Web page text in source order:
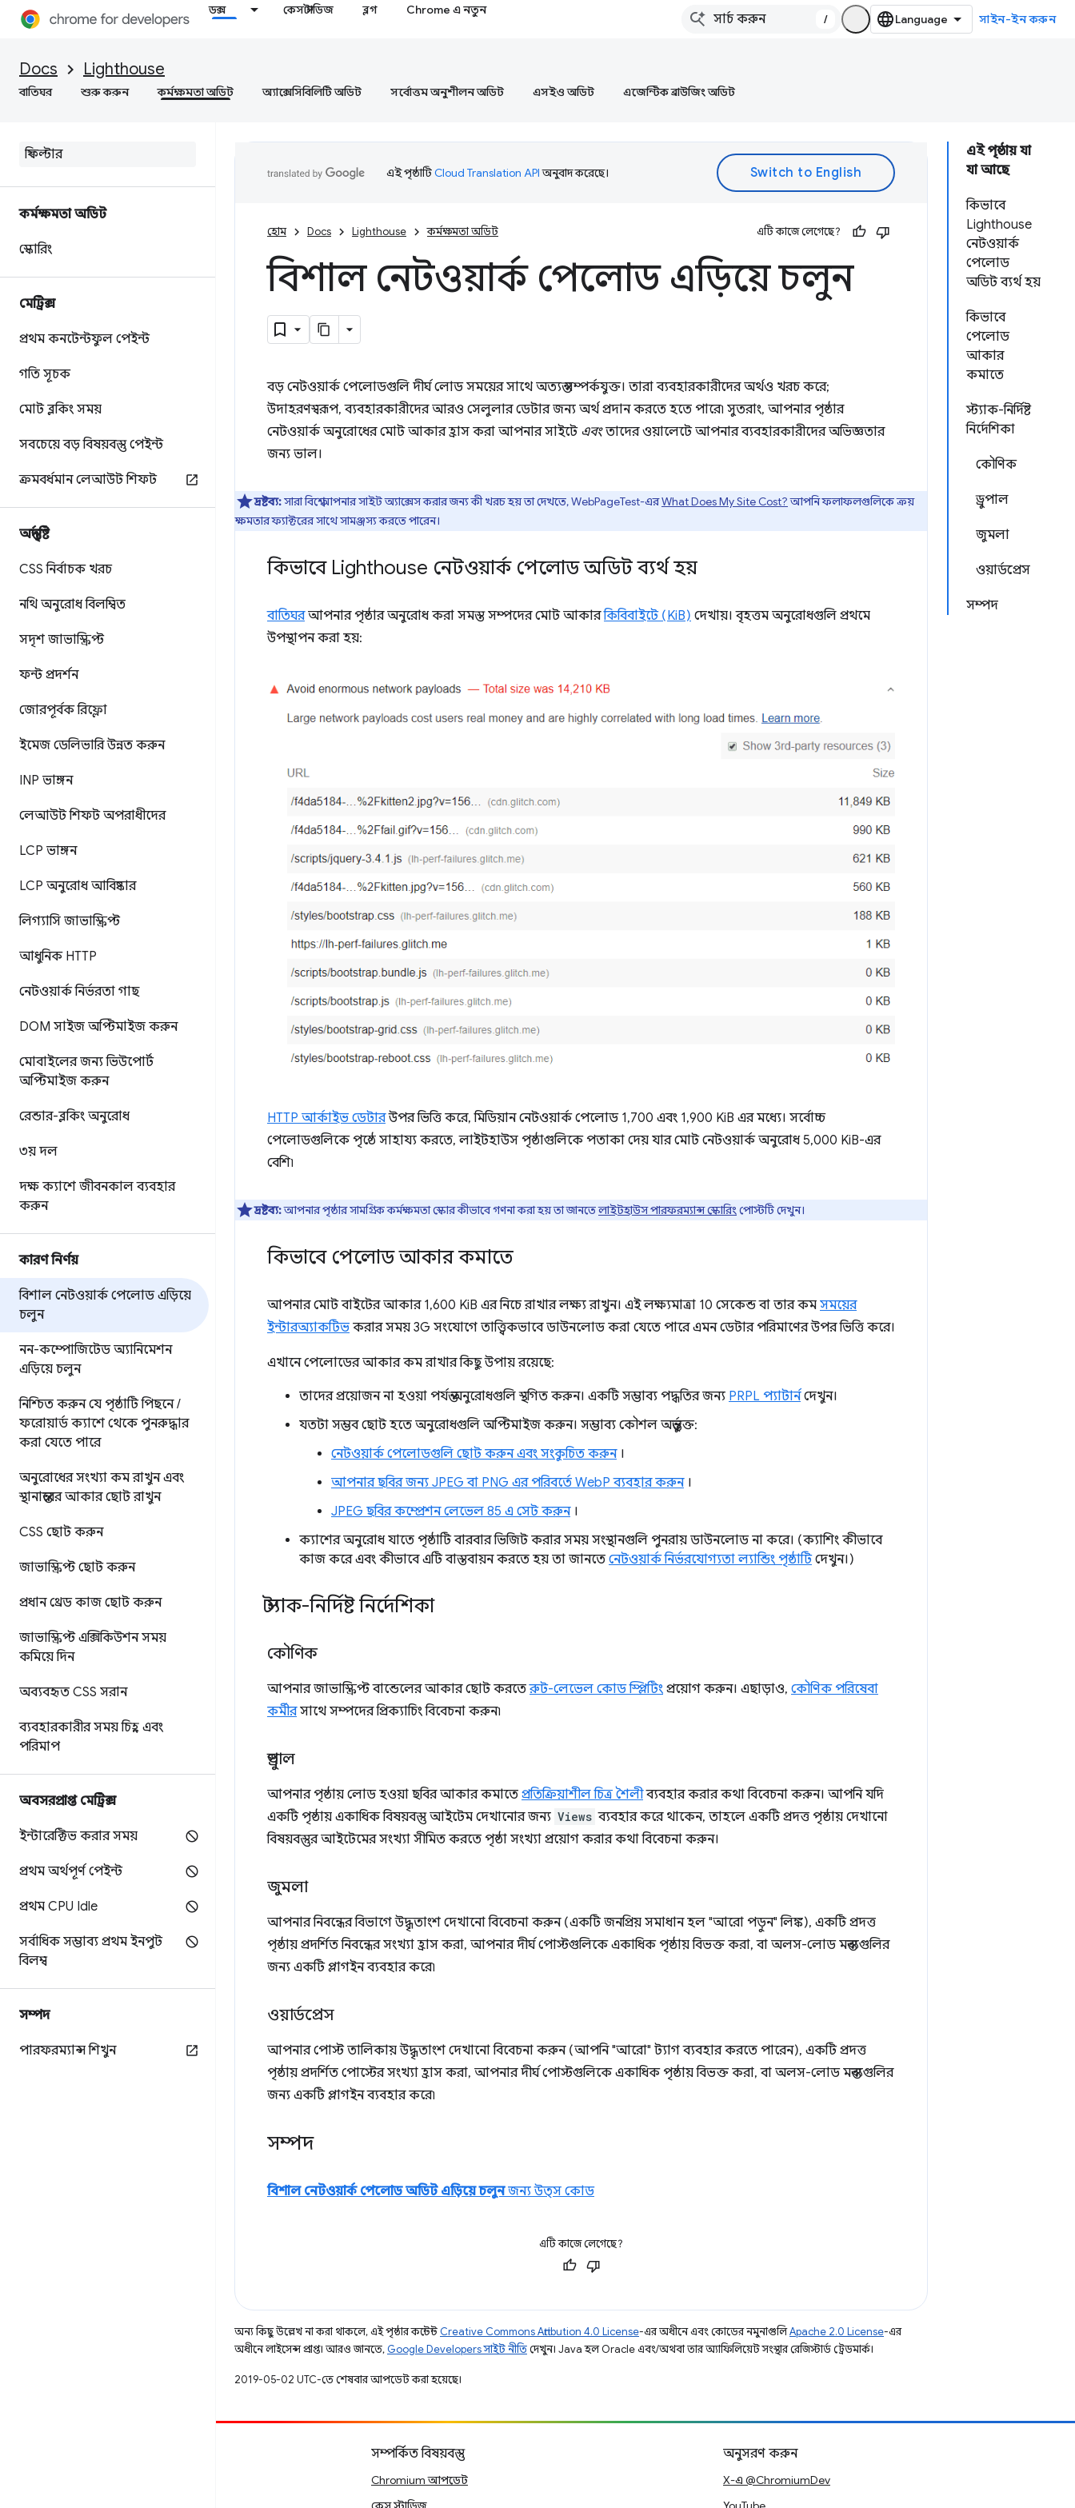
ডক্স কেস স্টাডিজ ব্লগ Chrome এ নতুন
/ সাইন-ইন করুন
Docs Lighthouse
বাতিঘর শুরু করুন কর্মক্ষমতা অডিট অ্যাক্সেসিবিলিটি অডিট সর্বোত্তম অনুশীলন অডিট এসইও অডিট এজেন্টিক ব্রাউজিং অডিট
কর্মক্ষমতা অডিট
স্কোরিং
মেট্রিক্স
প্রথম কনটেন্টফুল পেইন্ট
গতি সূচক
মোট ব্লকিং সময়
সবচেয়ে বড় বিষয়বস্তু পেইন্ট
ক্রমবর্ধমান লেআউট শিফট
অন্তর্দৃষ্টি
CSS নির্বাচক খরচ
নথি অনুরোধ বিলম্বিত
সদৃশ জাভাস্ক্রিপ্ট
ফন্ট প্রদর্শন
জোরপূর্বক রিফ্লো
ইমেজ ডেলিভারি উন্নত করুন
INP ভাঙ্গন
লেআউট শিফট অপরাধীদের
LCP ভাঙ্গন
LCP অনুরোধ আবিষ্কার
লিগ্যাসি জাভাস্ক্রিপ্ট
আধুনিক HTTP
নেটওয়ার্ক নির্ভরতা গাছ
DOM সাইজ অপ্টিমাইজ করুন
মোবাইলের জন্য ভিউপোর্ট
অপ্টিমাইজ করুন
রেন্ডার-ব্লকিং অনুরোধ
৩য় দল
দক্ষ ক্যাশে জীবনকাল ব্যবহার
করুন
কারণ নির্ণয়
বিশাল নেটওয়ার্ক পেলোড এড়িয়ে
চলুন
নন-কম্পোজিটেড অ্যানিমেশন
এড়িয়ে চলুন
নিশ্চিত করুন যে পৃষ্ঠাটি পিছনে/
ফরোয়ার্ড ক্যাশে থেকে পুনরুদ্ধার
করা যেতে পারে
অনুরোধের সংখ্যা কম রাখুন এবং
স্থানান্তরের আকার ছোট রাখুন
CSS ছোট করুন
জাভাস্ক্রিপ্ট ছোট করুন
প্রধান থ্রেড কাজ ছোট করুন
জাভাস্ক্রিপ্ট এক্সিকিউশন সময়
কমিয়ে দিন
অব্যবহৃত CSS সরান
ব্যবহারকারীর সময় চিহ্ন এবং
পরিমাপ
অবসরপ্রাপ্ত মেট্রিক্স
ইন্টারেক্টিভ করার সময়
প্রথম অর্থপূর্ণ পেইন্ট
প্রথম CPU Idle
সর্বাধিক সম্ভাব্য প্রথম ইনপুট
বিলম্ব
সম্পদ
পারফরম্যান্স শিখুন
এই পৃষ্ঠায় যা
যা আছে
কিভাবে
Lighthouse
নেটওয়ার্ক
পেলোড
অডিট ব্যর্থ হয়
কিভাবে
পেলোড
আকার
কমাতে
স্ট্যাক-নির্দিষ্ট
নির্দেশিকা
কৌণিক
ড্রুপাল
জুমলা
ওয়ার্ডপ্রেস
সম্পদ
এই পৃষ্ঠাটিCloud Translation APIঅনুবাদ করেছে।
হোম Docs Lighthouse কর্মক্ষমতা অডিট এটি কাজে লেগেছে?
বিশাল নেটওয়ার্ক পেলোড এড়িয়ে চলুন
বড় নেটওয়ার্ক পেলোডগুলি দীর্ঘ লোড সময়ের সাথে অত্যন্ত সম্পর্কযুক্ত। তারা ব্যবহারকারীদের অর্থও খরচ করে;
উদাহরণস্বরূপ, ব্যবহারকারীদের আরও সেলুলার ডেটার জন্য অর্থ প্রদান করতে হতে পারে৷ সুতরাং, আপনার পৃষ্ঠার
নেটওয়ার্ক অনুরোধের মোট আকার হ্রাস করা আপনার সাইটে এবংতাদের ওয়ালেটে আপনার ব্যবহারকারীদের অভিজ্ঞতার
জন্য ভাল।
দ্রষ্টব্য:সারা বিশ্বে আপনার সাইট অ্যাক্সেস করার জন্য কী খরচ হয় তা দেখতে, WebPageTest-এরWhat Does My Site Cost?আপনি ফলাফলগুলিকে ক্রয়
ক্ষমতার ফ্যাক্টরের সাথে সামঞ্জস্য করতে পারেন।
কিভাবে Lighthouse নেটওয়ার্ক পেলোড অডিট ব্যর্থ হয়
বাতিঘরআপনার পৃষ্ঠার অনুরোধ করা সমস্ত সম্পদের মোট আকারকিবিবাইটে (KiB) দেখায়। বৃহত্তম অনুরোধগুলি প্রথমে
উপস্থাপন করা হয়:
HTTP আর্কাইভ ডেটারউপর ভিত্তি করে, মিডিয়ান নেটওয়ার্ক পেলোড 1,700 এবং 1,900 KiB এর মধ্যে। সর্বোচ্চ
পেলোডগুলিকে পৃষ্ঠে সাহায্য করতে, লাইটহাউস পৃষ্ঠাগুলিকে পতাকা দেয় যার মোট নেটওয়ার্ক অনুরোধ 5,000 KiB-এর
বেশি৷
দ্রষ্টব্য:আপনার পৃষ্ঠার সামগ্রিক কর্মক্ষমতা স্কোর কীভাবে গণনা করা হয় তা জানতেলাইটহাউস পারফরম্যান্স স্কোরিংপোস্টটি দেখুন।
কিভাবে পেলোড আকার কমাতে
আপনার মোট বাইটের আকার 1,600 KiB এর নিচে রাখার লক্ষ্য রাখুন। এই লক্ষ্যমাত্রা 10 সেকেন্ড বা তার কম সময়ের
ইন্টারঅ্যাকটিভ করার সময় 3G সংযোগে তাত্ত্বিকভাবে ডাউনলোড করা যেতে পারে এমন ডেটার পরিমাণের উপর ভিত্তি করে।
এখানে পেলোডের আকার কম রাখার কিছু উপায় রয়েছে:
তাদের প্রয়োজন না হওয়া পর্যন্ত অনুরোধগুলি স্থগিত করুন। একটি সম্ভাব্য পদ্ধতির জন্য PRPL প্যাটার্নদেখুন।
যতটা সম্ভব ছোট হতে অনুরোধগুলি অপ্টিমাইজ করুন। সম্ভাব্য কৌশল অন্তর্ভুক্ত:
নেটওয়ার্ক পেলোডগুলি ছোট করুন এবং সংকুচিত করুন।
আপনার ছবির জন্য JPEG বা PNG এর পরিবর্তে WebP ব্যবহার করুন।
JPEG ছবির কম্প্রেশন লেভেল 85 এ সেট করুন।
ক্যাশের অনুরোধ যাতে পৃষ্ঠাটি বারবার ভিজিট করার সময় সংস্থানগুলি পুনরায় ডাউনলোড না করে। (ক্যাশিং কীভাবে
কাজ করে এবং কীভাবে এটি বাস্তবায়ন করতে হয় তা জানতে নেটওয়ার্ক নির্ভরযোগ্যতা ল্যান্ডিং পৃষ্ঠাটিদেখুন।)
স্ট্যাক-নির্দিষ্ট নির্দেশিকা
কৌণিক
আপনার জাভাস্ক্রিপ্ট বান্ডেলের আকার ছোট করতেরুট-লেভেল কোড স্প্লিটিং প্রয়োগ করুন। এছাড়াও, কৌণিক পরিষেবা
কর্মীরসাথে সম্পদের প্রিক্যাচিং বিবেচনা করুন৷
ড্রুপাল
আপনার পৃষ্ঠায় লোড হওয়া ছবির আকার কমাতে প্রতিক্রিয়াশীল চিত্র শৈলীব্যবহার করার কথা বিবেচনা করুন। আপনি যদি
একটি পৃষ্ঠায় একাধিক বিষয়বস্তু আইটেম দেখানোর জন্য Views ব্যবহার করে থাকেন, তাহলে একটি প্রদত্ত পৃষ্ঠায় দেখানো
বিষয়বস্তুর আইটেমের সংখ্যা সীমিত করতে পৃষ্ঠা সংখ্যা প্রয়োগ করার কথা বিবেচনা করুন।
জুমলা
আপনার নিবন্ধের বিভাগে উদ্ধৃতাংশ দেখানো বিবেচনা করুন (একটি জনপ্রিয় সমাধান হল "আরো পড়ুন" লিঙ্ক), একটি প্রদত্ত
পৃষ্ঠায় প্রদর্শিত নিবন্ধের সংখ্যা হ্রাস করা, আপনার দীর্ঘ পোস্টগুলিকে একাধিক পৃষ্ঠায় বিভক্ত করা, বা অলস-লোড মন্তব্যগুলির
জন্য একটি প্লাগইন ব্যবহার করে৷
ওয়ার্ডপ্রেস
আপনার পোস্ট তালিকায় উদ্ধৃতাংশ দেখানো বিবেচনা করুন (আপনি "আরো" ট্যাগ ব্যবহার করতে পারেন), একটি প্রদত্ত
পৃষ্ঠায় প্রদর্শিত পোস্টের সংখ্যা হ্রাস করা, আপনার দীর্ঘ পোস্টগুলিকে একাধিক পৃষ্ঠায় বিভক্ত করা, বা অলস-লোড মন্তব্যগুলির
জন্য একটি প্লাগইন ব্যবহার করে৷
সম্পদ
বিশাল নেটওয়ার্ক পেলোড অডিট এড়িয়ে চলুনজন্য উত্স কোড
এটি কাজে লেগেছে?
অন্য কিছু উল্লেখ না করা থাকলে, এই পৃষ্ঠার কন্টেন্ট Creative Commons Attribution 4.0 License-এর অধীনে এবং কোডের নমুনাগুলিApache 2.0 License-এর
অধীনে লাইসেন্স প্রাপ্ত। আরও জানতে, Google Developers সাইট নীতিদেখুন। Java হল Oracle এবং/অথবা তার অ্যাফিলিয়েট সংস্থার রেজিস্টার্ড ট্রেডমার্ক।
2019-05-02 UTC-তে শেষবার আপডেট করা হয়েছে।
সম্পর্কিত বিষয়বস্তু
Chromium আপডেট
অনুসরণ করুন
X-এ @ChromiumDev